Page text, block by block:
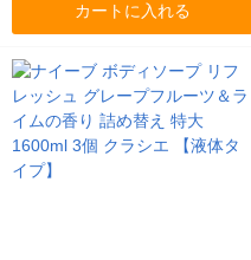
カートに入れる